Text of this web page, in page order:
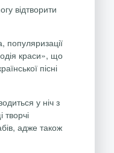
відтворити
популяризації
краси», що
пісні
у ніч з
адже також